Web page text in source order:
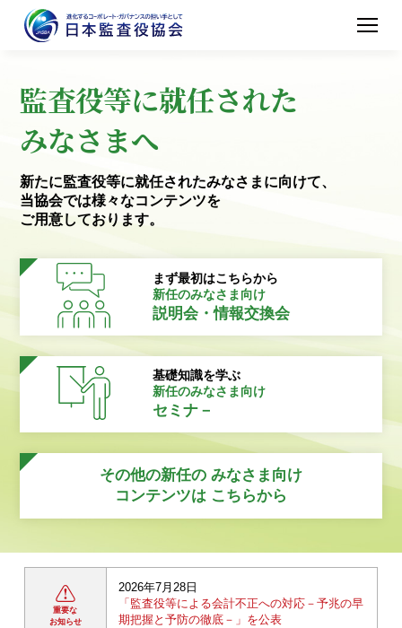
監査役等に就任された
みなさまへ
新たに監査役等に就任されたみなさまに向けて、
当協会では様々なコンテンツを
ご用意しております。
まず最初はこちらから
新任のみなさま向け
説明会・情報交換会
基礎知識を学ぶ
新任のみなさま向け
セミナ－
その他の新任の みなさま向け
コンテンツは こちらから
重要な
お知らせ
2026年7月28日
「監査役等による会計不正への対応－予兆の早
期把握と予防の徹底－」を公表